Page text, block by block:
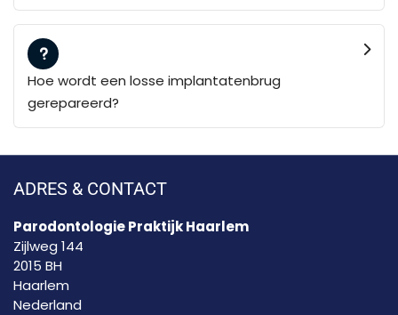
Hoe wordt een losse implantatenbrug
gerepareerd?
ADRES & CONTACT
Parodontologie Praktijk Haarlem
Zijlweg 144
2015 BH
Haarlem
Nederland